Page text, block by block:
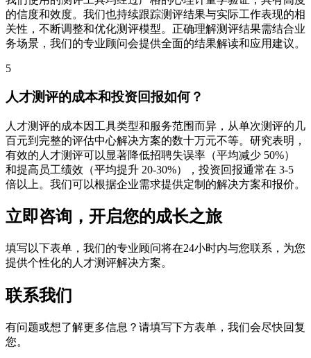
的信度和效度。我们也持续跟踪测评结果与实际工作表现的相
关性，不断调整和优化测评模型。正确理解测评结果需结合业
务场景，我们的专业顾问会提供全面的结果解读和应用建议。
5
人才测评的成本和投资回报如何？
人才测评的成本因工具类型和服务范围而异，从单次测评的几
百元到完整的评估中心解决方案的数十万元不等。研究表明，
有效的人才测评可以显著降低招聘失误率（平均减少 50%）
和提高员工绩效（平均提升 20-30%），投资回报通常在 3-5
倍以上。我们可以根据企业需求提供定制的解决方案和报价。
立即咨询，开启您的成长之旅
填写以下表单，我们的专业顾问将在24小时内与您联系，为您
提供个性化的人才测评解决方案。
联系我们
有问题或想了解更多信息？请填写下方表单，我们会尽快回复
您。